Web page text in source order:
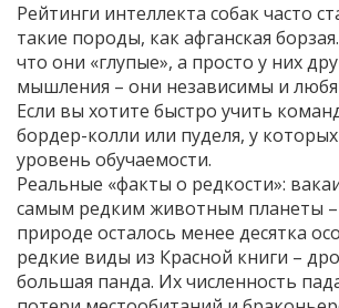
Рейтинги интеллекта собак часто
такие породы, как афганская
что они «глупые», а просто у них
мышления – они независимы и
Если вы хотите быстро учить
бордер-колли или пуделя, у
уровень обучаемости.
Реальные «факты о редкости»:
самым редким животным планеты
природе осталось менее десятка
редкие виды из Красной книги –
большая панда. Их численность